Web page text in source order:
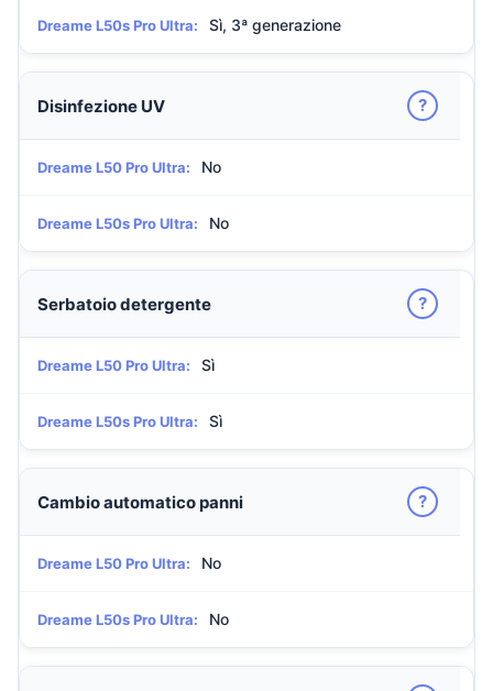
Dreame L50s Pro Ultra: Sì, 3ª generazione
Disinfezione UV ?
Dreame L50 Pro Ultra: No
Dreame L50s Pro Ultra: No
Serbatoio detergente ?
Dreame L50 Pro Ultra: Sì
Dreame L50s Pro Ultra: Sì
Cambio automatico panni ?
Dreame L50 Pro Ultra: No
Dreame L50s Pro Ultra: No